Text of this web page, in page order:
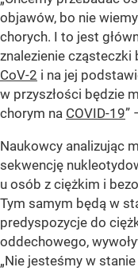
objawów, bo nie
chorych. I to jest
znalezienie cząsteczki
CoV-2 i na jej
w przyszłości będzie
chorym na COVID-19”
Naukowcy analizując
sekwencję
u osób z ciężkim i
Tym samym będą w
predyspozycje do
oddechowego,
„Nie jesteśmy w